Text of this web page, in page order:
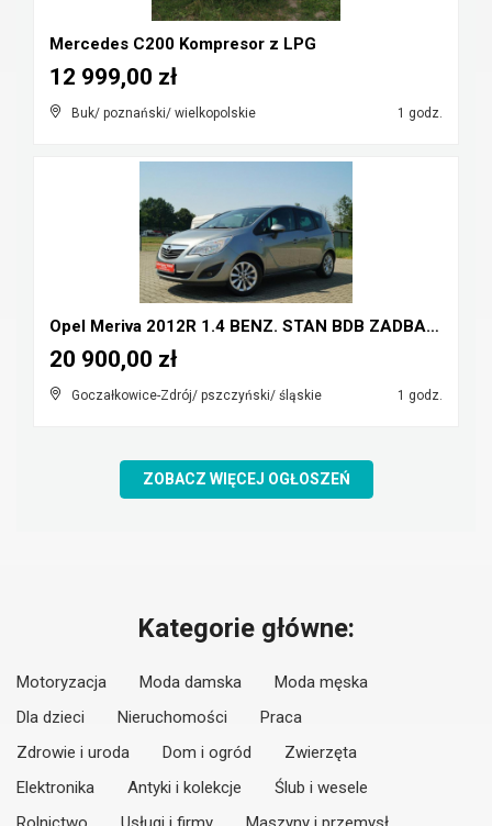
Mercedes C200 Kompresor z LPG
Buk/ poznański/ wielkopolskie 1 godz.
12 999,00 zł
Opel Meriva 2012R 1.4 BENZ. STAN BDB ZADBANY HAK
Goczałkowice-Zdrój/ pszczyński/ śląskie 1 godz.
20 900,00 zł
ZOBACZ WIĘCEJ OGŁOSZEŃ
Kategorie główne:
Motoryzacja Moda damska
Moda męska
Dla dzieci
Nieruchomości
Praca
Zdrowie i uroda
Dom i ogród
Zwierzęta
Elektronika
Antyki i kolekcje
Ślub i wesele